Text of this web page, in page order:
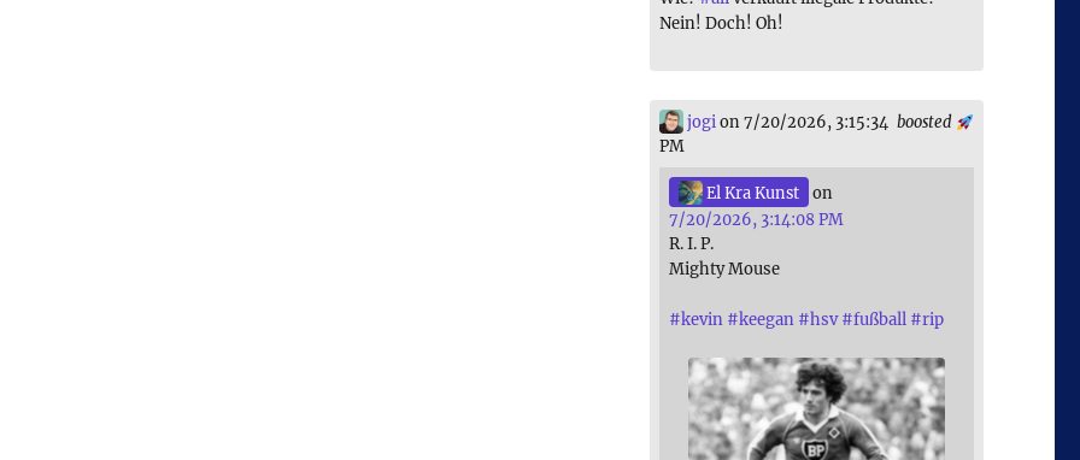
Nein! Doch! Oh!
boosted
jogion 7/20/2026, 3:15:34
PM
El Kra Kunst
on
7/20/2026, 3:14:08 PM
R. I. P.
Mighty Mouse
#kevin #keegan #hsv #fußball #rip